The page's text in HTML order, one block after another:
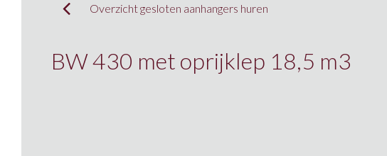
Overzicht gesloten aanhangers huren
BW 430 met oprijklep 18,5 m3